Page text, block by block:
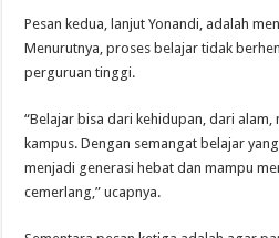
Pesan kedua, lanjut Yonandi, adalah
Menurutnya, proses belajar tidak
perguruan tinggi.
“Belajar bisa dari kehidupan, dari
kampus. Dengan semangat belajar
menjadi generasi hebat dan mampu
cemerlang,” ucapnya.